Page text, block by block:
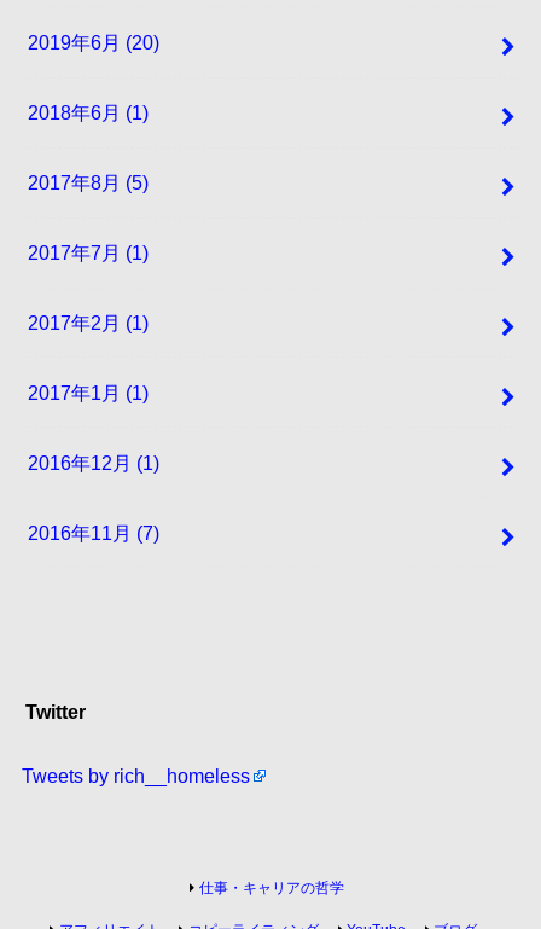
2019年6月 (20)
2018年6月 (1)
2017年8月 (5)
2017年7月 (1)
2017年2月 (1)
2017年1月 (1)
2016年12月 (1)
2016年11月 (7)
Twitter
Tweets by rich__homeless
仕事・キャリアの哲学